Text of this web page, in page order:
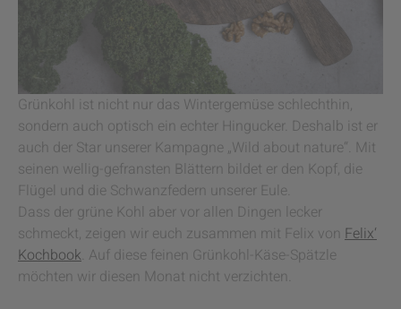
Grünkohl ist nicht nur das Wintergemüse schlechthin,
sondern auch optisch ein echter Hingucker. Deshalb ist er
auch der Star unserer Kampagne „Wild about nature“. Mit
seinen wellig-gefransten Blättern bildet er den Kopf, die
Flügel und die Schwanzfedern unserer Eule.
Dass der grüne Kohl aber vor allen Dingen lecker
schmeckt, zeigen wir euch zusammen mit Felix von Felix‘
Kochbook . Auf diese feinen Grünkohl-Käse-Spätzle
möchten wir diesen Monat nicht verzichten.